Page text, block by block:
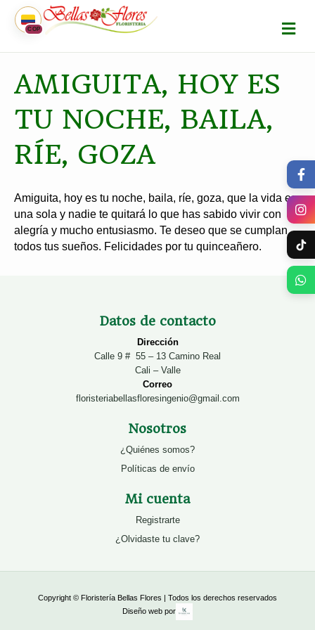
COP M
E
N
AMIGUITA, HOY ES
TU NOCHE, BAILA,
RÍE, GOZA
Amiguita, hoy es tu noche, baila, ríe, goza, que la vida es
una sola y nadie te quitará lo que has sabido vivir con
alegría y mucho entusiasmo. Te deseo que se cumplan
todos tus sueños. Felicidades por tu quinceañero.
Datos de contacto
Dirección
Calle 9 # 55 – 13 Camino Real
Cali – Valle
Correo
floristeriabellasfloresingenio@gmail.com
Nosotros
¿Quiénes somos?
Políticas de envío
Mi cuenta
Registrarte
¿Olvidaste tu clave?
Copyright © Floristería Bellas Flores | Todos los derechos reservados
Diseño web por